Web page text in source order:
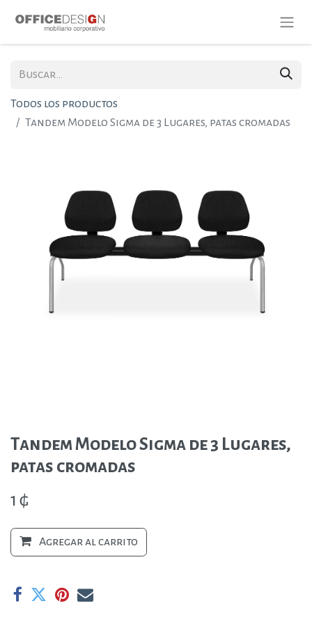
Todos los productos
Tandem Modelo Sigma de 3 Lugares, patas cromadas
Tandem Modelo Sigma de 3 Lugares,
patas cromadas
1 ₲
Agregar al carrito